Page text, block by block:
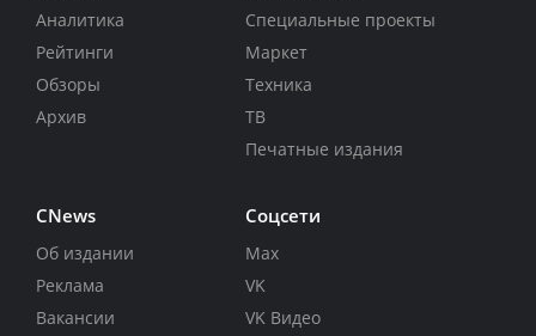
Аналитика
Рейтинги
Обзоры
Архив
Специальные проекты
Маркет
Техника
ТВ
Печатные издания
CNews
Об издании
Реклама
Вакансии
Соцсети
Max
VK
VK Видео